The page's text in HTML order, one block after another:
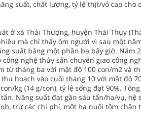
suất, chất lượng, tỷ lệ thịt/vỏ cao
ở xã Thái Thượng, huyện Thái Thụy
mà chỉ thấy ốm người vì sau một
suất bằng một phần ba bây giờ. Năm
công nghệ thủy sản chuyển giao công
từ tháng ba với mật độ 100 con/m2 và
hoạch vào cuối tháng 10 với mật độ
kg (14 g/con), tỷ lệ sống đạt 90%.
Năng suất đạt gần sáu tấn/ha/vụ, hệ
trừ các chi phí, một ha nuôi tôm chân